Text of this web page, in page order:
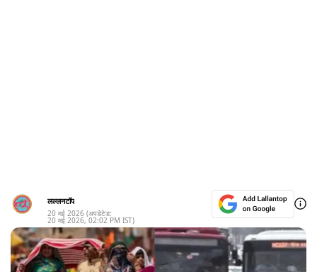
लल्लनटॉप
20 मई 2026 (अपडेटेड:
20 मई 2026, 02:02 PM IST)